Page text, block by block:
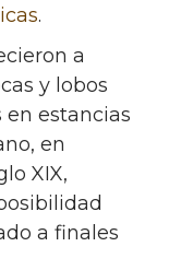
.
a
y lobos
en estancias
en
XIX,
a finales